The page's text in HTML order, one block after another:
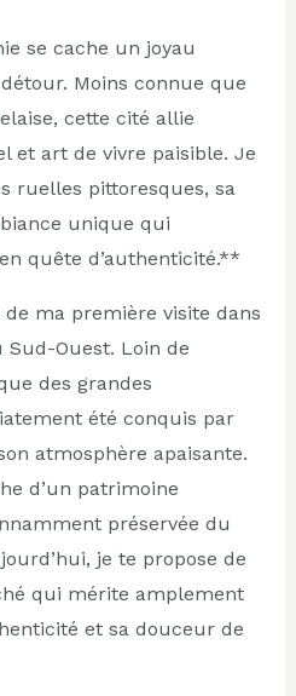
se cache un joyau
Moins connue que
cette cité allie
et art de vivre paisible. Je
ruelles pittoresques, sa
unique qui
quête d’authenticité.**
ma première visite dans
Ouest. Loin de
des grandes
été conquis par
atmosphère apaisante.
d’un patrimoine
préservée du
je te propose de
qui mérite amplement
et sa douceur de